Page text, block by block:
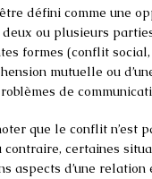
défini comme une
ou plusieurs
formes (conflit
mutuelle ou
de
que le conflit n’est
contraire, certaines
aspects d’une